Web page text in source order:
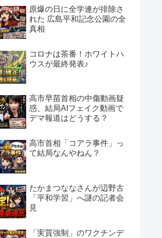
原爆の日に全学連が排除さ
れた 広島平和記念公園の全
真相
コロナは茶番！ホワイトハ
ウスが最終発表♪
高市早苗首相の中傷動画疑
惑、結局AIフェイク動画で
デマ報道はどうする？
高市首相「コアラ事件」っ
て結局なんやねん？
たかまつななさんが辺野古
「平和学習」へ謎の記者会
見
「実質強制」のワクチンデ